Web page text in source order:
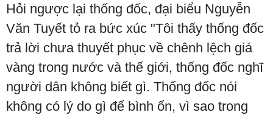
Hỏi ngược lại thống đốc, đại biểu Nguyễn
Văn Tuyết tỏ ra bức xúc "Tôi thấy thống đốc
trả lời chưa thuyết phục về chênh lệch giá
vàng trong nước và thế giới, thống đốc nghĩ
người dân không biết gì. Thống đốc nói
không có lý do gì để bình ổn, vì sao trong